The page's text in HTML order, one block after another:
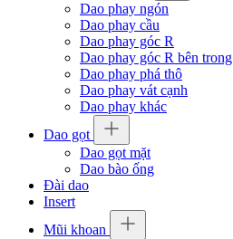
Dao phay ngón
Dao phay cầu
Dao phay góc R
Dao phay góc R bên trong
Dao phay phá thô
Dao phay vát cạnh
Dao phay khác
Dao gọt
Dao gọt mặt
Dao bào ống
Đài dao
Insert
Mũi khoan